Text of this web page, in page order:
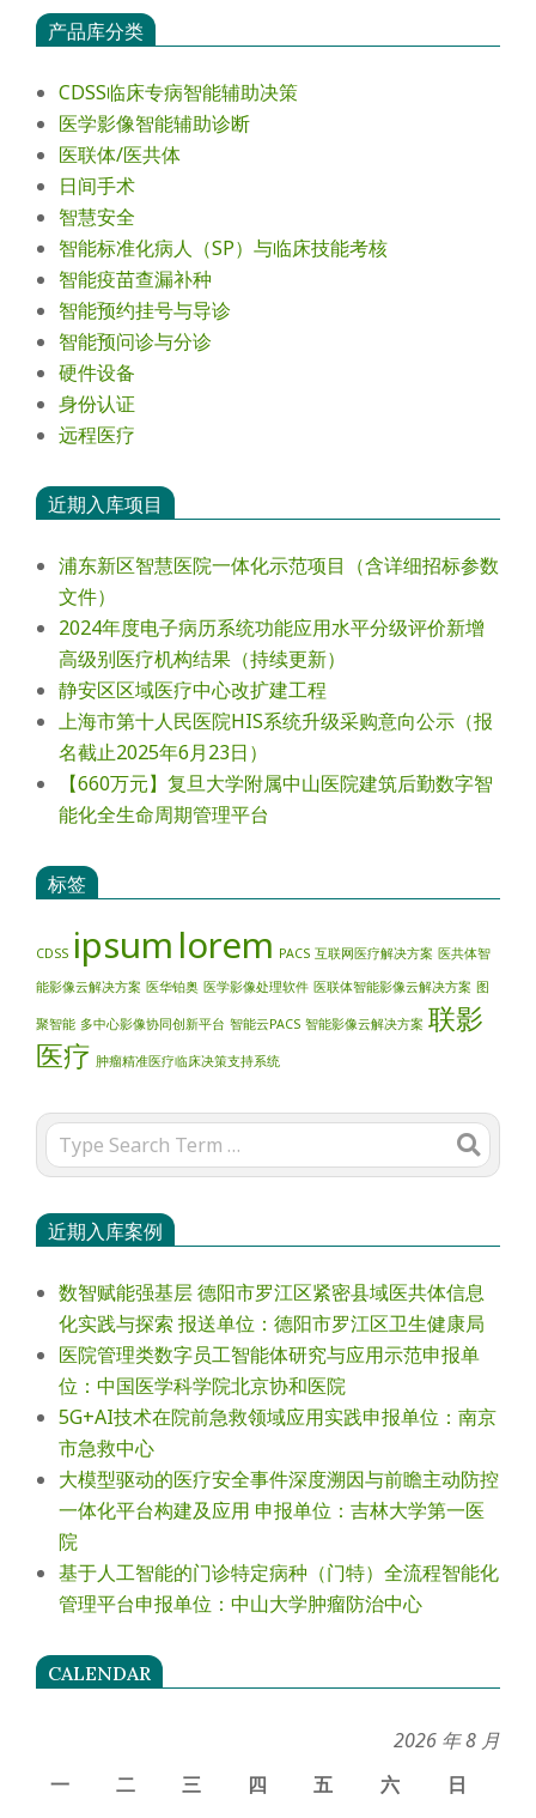
产品库分类
CDSS临床专病智能辅助决策
医学影像智能辅助诊断
医联体/医共体
日间手术
智慧安全
智能标准化病人（SP）与临床技能考核
智能疫苗查漏补种
智能预约挂号与导诊
智能预问诊与分诊
硬件设备
身份认证
远程医疗
近期入库项目
浦东新区智慧医院一体化示范项目（含详细招标参数
文件）
2024年度电⼦病历系统功能应⽤⽔平分级评价新增
⾼级别医疗机构结果（持续更新）
静安区区域医疗中心改扩建工程
上海市第十人民医院HIS系统升级采购意向公示（报
名截止2025年6月23日）
【660万元】复旦大学附属中山医院建筑后勤数字智
能化全生命周期管理平台
标签
CDSS ipsum lorem PACS 互联网医疗解决方案 医共体智
能影像云解决方案 医华铂奥 医学影像处理软件 医联体智能影像云解决方案 图
聚智能 多中心影像协同创新平台 智能云PACS 智能影像云解决方案 联影
医疗 肿瘤精准医疗临床决策支持系统
Search
近期入库案例
数智赋能强基层 德阳市罗江区紧密县域医共体信息
化实践与探索 报送单位：德阳市罗江区卫生健康局
医院管理类数字员工智能体研究与应用示范申报单
位：中国医学科学院北京协和医院
5G+AI技术在院前急救领域应用实践申报单位：南京
市急救中心
大模型驱动的医疗安全事件深度溯因与前瞻主动防控
一体化平台构建及应用 申报单位：吉林大学第一医
院
基于人工智能的门诊特定病种（门特）全流程智能化
管理平台申报单位：中山大学肿瘤防治中心
CALENDAR
2026 年 8 月
一
二 三 四 五 六
日